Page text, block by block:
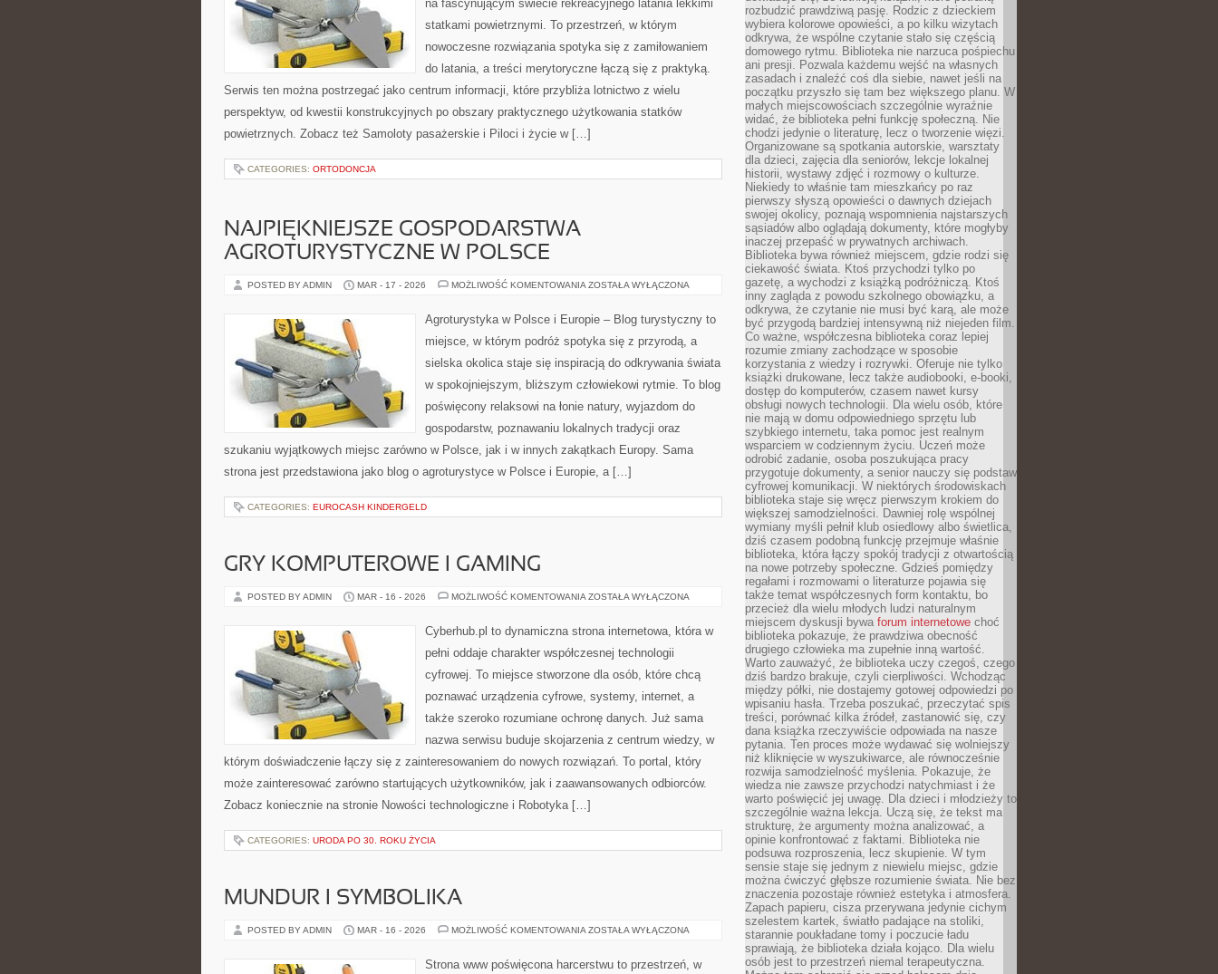
na fascynującym świecie rekreacyjnego latania lekkimi
statkami powietrznymi. To przestrzeń, w którym
nowoczesne rozwiązania spotyka się z zamiłowaniem
do latania, a treści merytoryczne łączą się z praktyką.
Serwis ten można postrzegać jako centrum informacji, które przybliża lotnictwo z wielu
perspektyw, od kwestii konstrukcyjnych po obszary praktycznego użytkowania statków
powietrznych. Zobacz też Samoloty pasażerskie i Piloci i życie w […]
CATEGORIES: ORTODONCJA
NAJPIĘKNIEJSZE GOSPODARSTWA
AGROTURYSTYCZNE W POLSCE
POSTED BY ADMIN MAR - 17 - 2026 MOŻLIWOŚĆ KOMENTOWANIA NAJPIĘKNIEJSZE
W
POLSCE
ZOSTAŁA WYŁĄCZONA
Agroturystyka w Polsce i Europie – Blog turystyczny to
miejsce, w którym podróż spotyka się z przyrodą, a
sielska okolica staje się inspiracją do odkrywania świata
w spokojniejszym, bliższym człowiekowi rytmie. To blog
poświęcony relaksowi na łonie natury, wyjazdom do
gospodarstw, poznawaniu lokalnych tradycji oraz
szukaniu wyjątkowych miejsc zarówno w Polsce, jak i w innych zakątkach Europy. Sama
strona jest przedstawiona jako blog o agroturystyce w Polsce i Europie, a […]
CATEGORIES: EUROCASH KINDERGELD
GRY KOMPUTEROWE I GAMING
POSTED BY ADMIN MAR - 16 - 2026 MOŻLIWOŚĆ KOMENTOWANIA GRY
GAMING
ZOSTAŁA WYŁĄCZONA
Cyberhub.pl to dynamiczna strona internetowa, która w
pełni oddaje charakter współczesnej technologii
cyfrowej. To miejsce stworzone dla osób, które chcą
poznawać urządzenia cyfrowe, systemy, internet, a
także szeroko rozumiane ochronę danych. Już sama
nazwa serwisu buduje skojarzenia z centrum wiedzy, w
którym doświadczenie łączy się z zainteresowaniem do nowych rozwiązań. To portal, który
może zainteresować zarówno startujących użytkowników, jak i zaawansowanych odbiorców.
Zobacz koniecznie na stronie Nowości technologiczne i Robotyka […]
CATEGORIES: URODA PO 30. ROKU ŻYCIA
MUNDUR I SYMBOLIKA
POSTED BY ADMIN MAR - 16 - 2026 MOŻLIWOŚĆ KOMENTOWANIA MUNDUR
ZOSTAŁA WYŁĄCZONA
Strona www poświęcona harcerstwu to przestrzeń, w
rozbudzić prawdziwą pasję. Rodzic z dzieckiem
wybiera kolorowe opowieści, a po kilku wizytach
odkrywa, że wspólne czytanie stało się częścią
domowego rytmu. Biblioteka nie narzuca pośpiechu
ani presji. Pozwala każdemu wejść na własnych
zasadach i znaleźć coś dla siebie, nawet jeśli na
początku przyszło się tam bez większego planu. W
małych miejscowościach szczególnie wyraźnie
widać, że biblioteka pełni funkcję społeczną. Nie
chodzi jedynie o literaturę, lecz o tworzenie więzi.
Organizowane są spotkania autorskie, warsztaty
dla dzieci, zajęcia dla seniorów, lekcje lokalnej
historii, wystawy zdjęć i rozmowy o kulturze.
Niekiedy to właśnie tam mieszkańcy po raz
pierwszy słyszą opowieści o dawnych dziejach
swojej okolicy, poznają wspomnienia najstarszych
sąsiadów albo oglądają dokumenty, które mogłyby
inaczej przepaść w prywatnych archiwach.
Biblioteka bywa również miejscem, gdzie rodzi się
ciekawość świata. Ktoś przychodzi tylko po
gazetę, a wychodzi z książką podróżniczą. Ktoś
inny zagląda z powodu szkolnego obowiązku, a
odkrywa, że czytanie nie musi być karą, ale może
być przygodą bardziej intensywną niż niejeden film.
Co ważne, współczesna biblioteka coraz lepiej
rozumie zmiany zachodzące w sposobie
korzystania z wiedzy i rozrywki. Oferuje nie tylko
książki drukowane, lecz także audiobooki, e-booki,
dostęp do komputerów, czasem nawet kursy
obsługi nowych technologii. Dla wielu osób, które
nie mają w domu odpowiedniego sprzętu lub
szybkiego internetu, taka pomoc jest realnym
wsparciem w codziennym życiu. Uczeń może
odrobić zadanie, osoba poszukująca pracy
przygotuje dokumenty, a senior nauczy się podstaw
cyfrowej komunikacji. W niektórych środowiskach
biblioteka staje się wręcz pierwszym krokiem do
większej samodzielności. Dawniej rolę wspólnej
wymiany myśli pełnił klub osiedlowy albo świetlica,
dziś czasem podobną funkcję przejmuje właśnie
biblioteka, która łączy spokój tradycji z otwartością
na nowe potrzeby społeczne. Gdzieś pomiędzy
regałami i rozmowami o literaturze pojawia się
także temat współczesnych form kontaktu, bo
przecież dla wielu młodych ludzi naturalnym
miejscem dyskusji bywa forum internetowe choć
biblioteka pokazuje, że prawdziwa obecność
drugiego człowieka ma zupełnie inną wartość.
Warto zauważyć, że biblioteka uczy czegoś, czego
dziś bardzo brakuje, czyli cierpliwości. Wchodząc
między półki, nie dostajemy gotowej odpowiedzi po
wpisaniu hasła. Trzeba poszukać, przeczytać spis
treści, porównać kilka źródeł, zastanowić się, czy
dana książka rzeczywiście odpowiada na nasze
pytania. Ten proces może wydawać się wolniejszy
niż kliknięcie w wyszukiwarce, ale równocześnie
rozwija samodzielność myślenia. Pokazuje, że
wiedza nie zawsze przychodzi natychmiast i że
warto poświęcić jej uwagę. Dla dzieci i młodzieży to
szczególnie ważna lekcja. Uczą się, że tekst ma
strukturę, że argumenty można analizować, a
opinie konfrontować z faktami. Biblioteka nie
podsuwa rozproszenia, lecz skupienie. W tym
sensie staje się jednym z niewielu miejsc, gdzie
można ćwiczyć głębsze rozumienie świata. Nie bez
znaczenia pozostaje również estetyka i atmosfera.
Zapach papieru, cisza przerywana jedynie cichym
szelestem kartek, światło padające na stoliki,
starannie poukładane tomy i poczucie ładu
sprawiają, że biblioteka działa kojąco. Dla wielu
osób jest to przestrzeń niemal terapeutyczna.